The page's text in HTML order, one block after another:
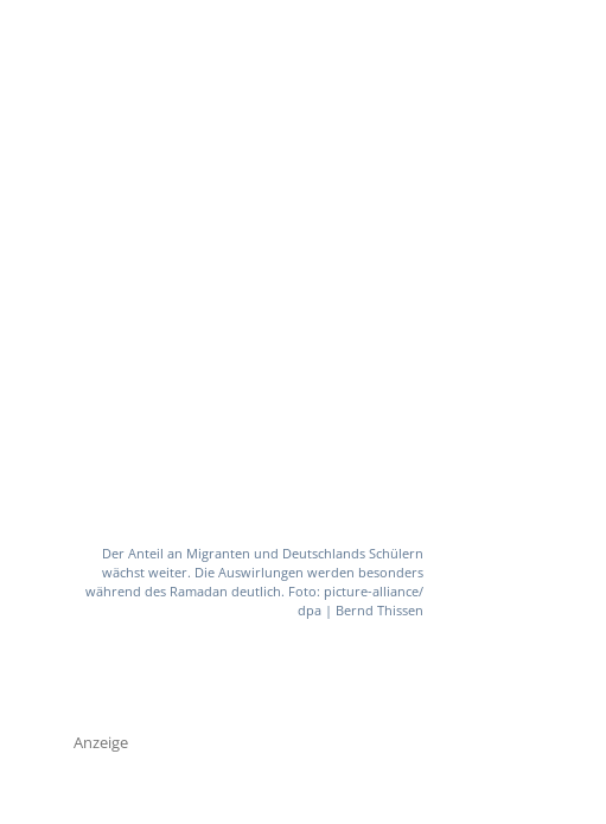
Der Anteil an Migranten und Deutschlands Schülern
wächst weiter. Die Auswirlungen werden besonders
während des Ramadan deutlich. Foto: picture-alliance/
dpa | Bernd Thissen
Anzeige